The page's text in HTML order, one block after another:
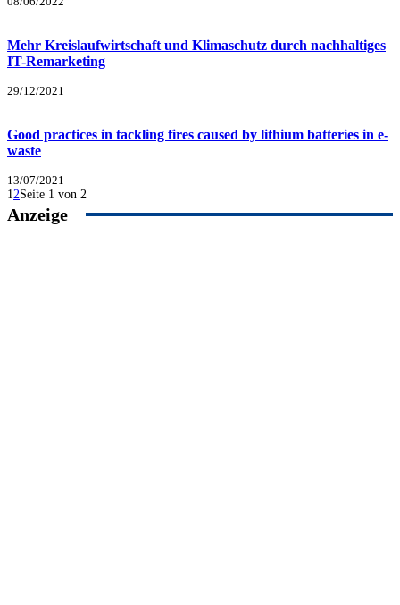
Mehr Kreislaufwirtschaft und Klimaschutz durch nachhaltiges
IT-Remarketing
29/12/2021
Good practices in tackling fires caused by lithium batteries in e-
waste
13/07/2021
1 2Seite 1 von 2
Anzeige